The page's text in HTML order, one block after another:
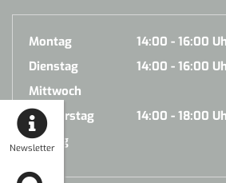
Newsletter
Montag
14:00 - 16:00
Dienstag
14:00 - 16:00
Mittwoch
Donnerstag
14:00 - 18:00
Freitag